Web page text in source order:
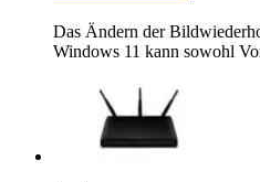
Das Ändern der
Windows 11 kann sowohl